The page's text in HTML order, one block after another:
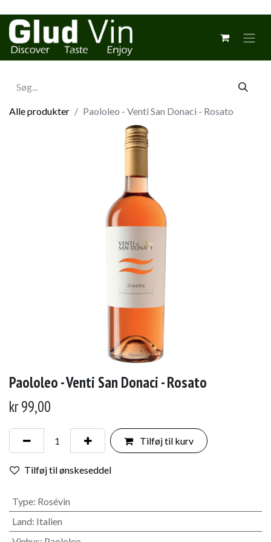
Alle produkter Paololeo - Venti San Donaci - Rosato
Paololeo - Venti San Donaci - Rosato
kr99,00
Tilføj til kurv
Tilføj til ønskeseddel
Type: Rosévin
Land: Italien